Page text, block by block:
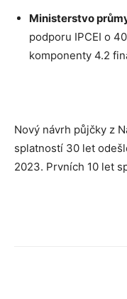
Ministerstvo
podporu IPCEI o
komponenty 4.2
Nový návrh půjčky z
splatností 30 let
2023. Prvních 10 let